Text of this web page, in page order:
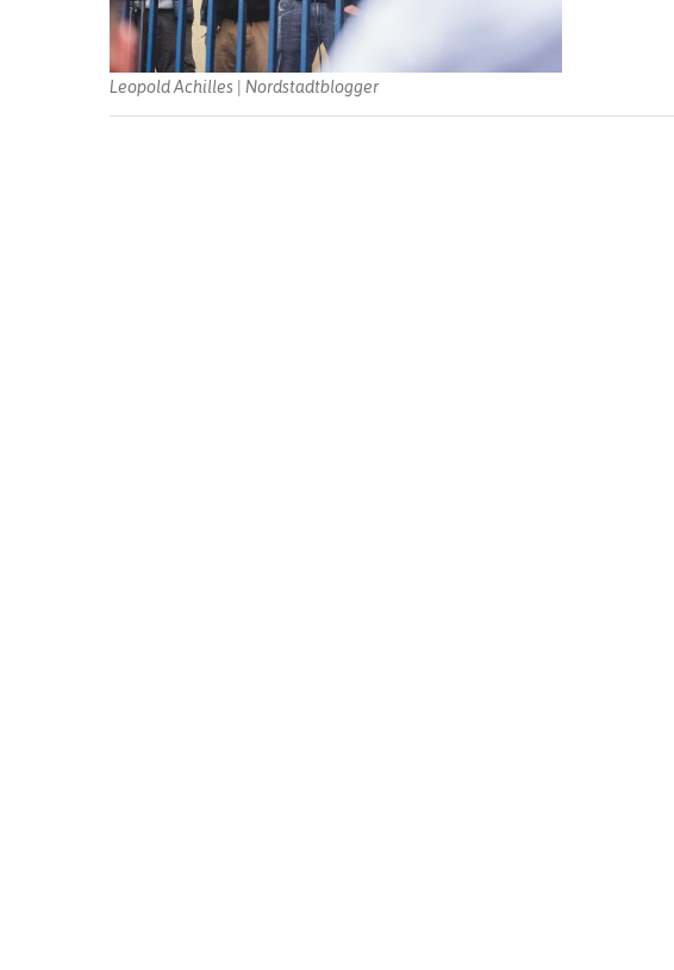
Leopold Achilles | Nordstadtblogger